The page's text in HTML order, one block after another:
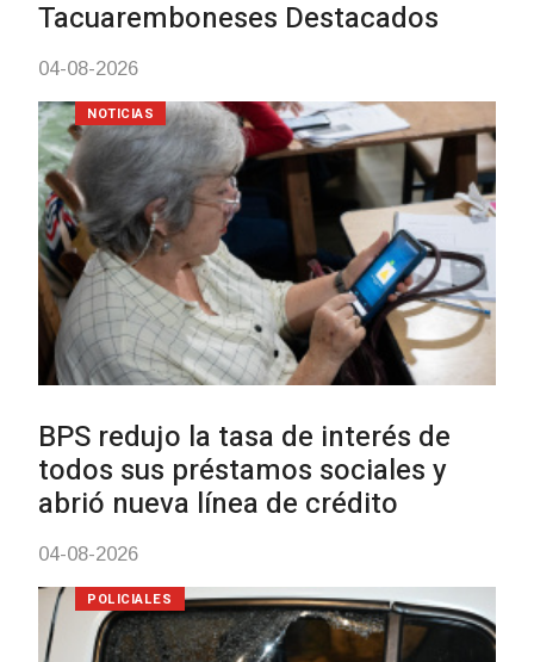
03-08-2026
personas en situación de
discapacidad
Siniestro laboral con tiernizadora
de carne